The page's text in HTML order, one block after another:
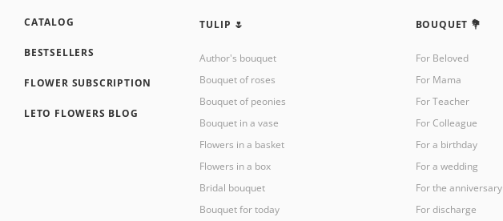
CATALOG
BESTSELLERS
FLOWER SUBSCRIPTION
LETO FLOWERS BLOG
TULIP 🌷
Author's bouquet
Bouquet of roses
Bouquet of peonies
Bouquet in a vase
Flowers in a basket
Flowers in a box
Bridal bouquet
Bouquet for today
BOUQUET 💐
For Beloved
For Mama
For Teacher
For Colleague
For a birthday
For a wedding
For the anniversary
For discharge